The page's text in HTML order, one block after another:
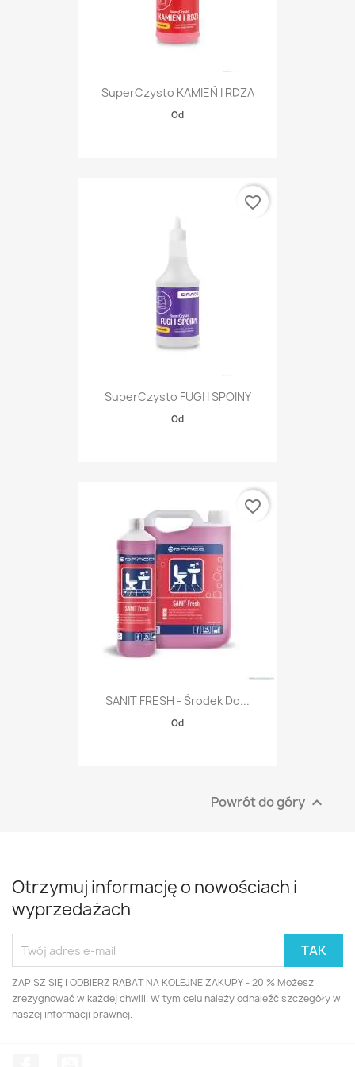
SuperCzysto KAMIEŃ I RDZA
Od
SuperCzysto FUGI I SPOINY
Od
favorite_border
SANIT FRESH - Środek Do...
Od
favorite_border
Powrót do góry 
Otrzymuj informację o nowościach i
wyprzedażach
ZAPISZ SIĘ I ODBIERZ RABAT NA KOLEJNE ZAKUPY - 20 % Możesz
zrezygnować w każdej chwili. W tym celu należy odnaleźć szczegóły w
naszej informacji prawnej.